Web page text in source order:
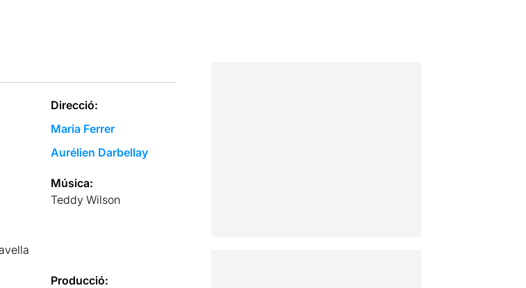
Direcció:
Maria Ferrer
Aurélien Darbellay
Música:
Teddy Wilson
Producció: